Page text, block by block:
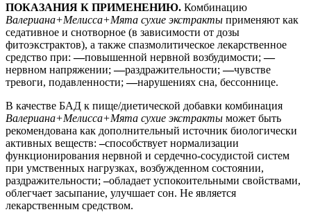
ПОКАЗАНИЯ К ПРИМЕНЕНИЮ. Комбинацию
Валериана+Мелисса+Мята сухие экстракты применяют как
седативное и снотворное (в зависимости от дозы
фитоэкстрактов), а также спазмолитическое лекарственное
средство при:—повышенной нервной возбудимости;—
нервном напряжении;—раздражительности;—чувстве
тревоги, подавленности; —нарушениях сна, бессоннице.
В качестве БАД к пище/диетической добавки комбинация
Валериана+Мелисса+Мята сухие экстракты может быть
рекомендована как дополнительный источник биологически
активных веществ:–способствует нормализации
функционирования нервной и сердечно-сосудистой систем
при умственных нагрузках, возбужденном состоянии,
раздражительности;–обладает успокоительными свойствами,
облегчает засыпание, улучшает сон. Не является
лекарственным средством.